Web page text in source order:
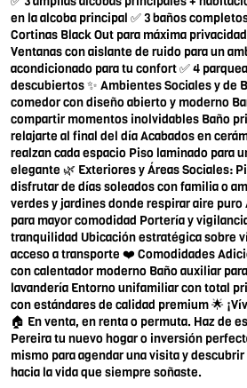
en la alcoba principal ✅ 3 baños
Cortinas Black Out para máxima
Ventanas con aislante de ruido para un
acondicionado para tu confort ✅ 4
descubiertos ✨ Ambientes Sociales y de
comedor con diseño abierto y moderno
compartir momentos inolvidables Baño
relajarte al final del día Acabados en
realzan cada espacio Piso laminado para
elegante 🌿 Exteriores y Áreas Sociales:
disfrutar de días soleados con familia o
verdes y jardines donde respirar aire
para mayor comodidad Portería y
tranquilidad Ubicación estratégica sobre
acceso a transporte ❤️ Comodidades
con calentador moderno Baño auxiliar
lavandería Entorno unifamiliar con total
con estándares de calidad premium 🌟
🏠 En venta, en renta o permuta. Haz de
Pereira tu nuevo hogar o inversión
mismo para agendar una visita y
hacia la vida que siempre soñaste.